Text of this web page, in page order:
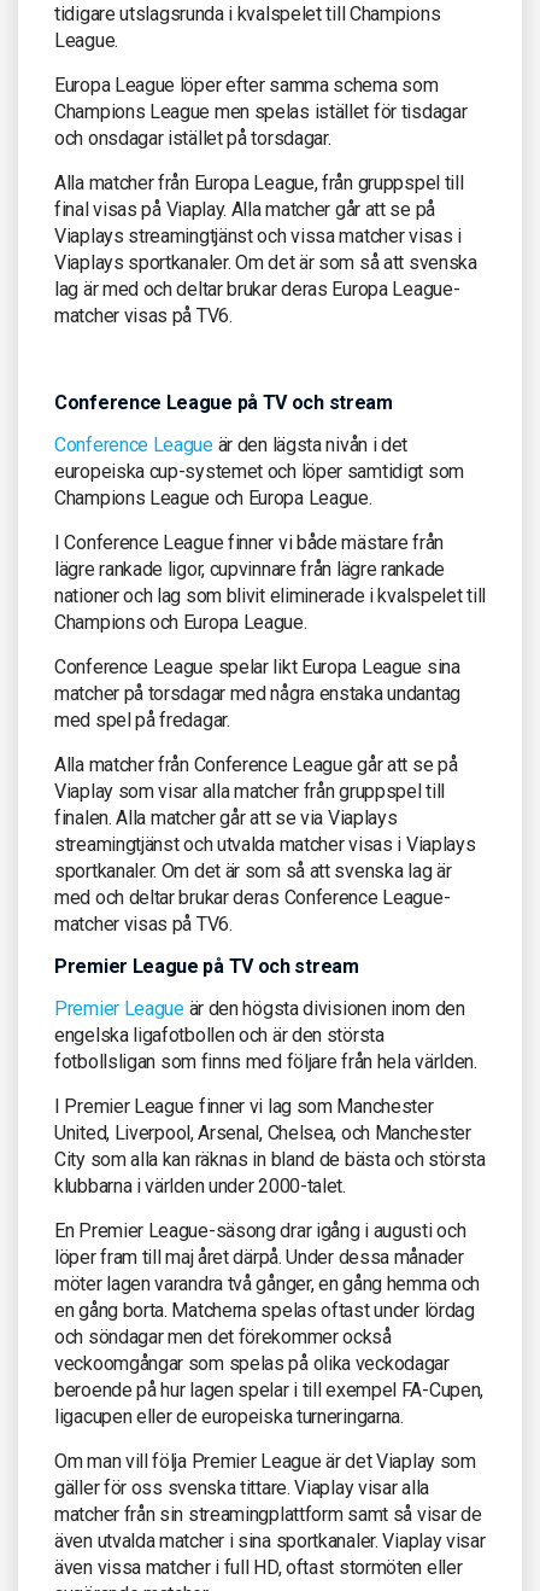
tidigare utslagsrunda i kvalspelet till Champions
League.
Europa League löper efter samma schema som
Champions League men spelas istället för tisdagar
och onsdagar istället på torsdagar.
Alla matcher från Europa League, från gruppspel till
final visas på Viaplay. Alla matcher går att se på
Viaplays streamingtjänst och vissa matcher visas i
Viaplays sportkanaler. Om det är som så att svenska
lag är med och deltar brukar deras Europa League-
matcher visas på TV6.
Conference League på TV och stream
Conference Leagueär den lägsta nivån i det
europeiska cup-systemet och löper samtidigt som
Champions League och Europa League.
I Conference League finner vi både mästare från
lägre rankade ligor, cupvinnare från lägre rankade
nationer och lag som blivit eliminerade i kvalspelet till
Champions och Europa League.
Conference League spelar likt Europa League sina
matcher på torsdagar med några enstaka undantag
med spel på fredagar.
Alla matcher från Conference League går att se på
Viaplay som visar alla matcher från gruppspel till
finalen. Alla matcher går att se via Viaplays
streamingtjänst och utvalda matcher visas i Viaplays
sportkanaler. Om det är som så att svenska lag är
med och deltar brukar deras Conference League-
matcher visas på TV6.
Premier League på TV och stream
Premier Leagueär den högsta divisionen inom den
engelska ligafotbollen och är den största
fotbollsligan som finns med följare från hela världen.
I Premier League finner vi lag som Manchester
United, Liverpool, Arsenal, Chelsea, och Manchester
City som alla kan räknas in bland de bästa och största
klubbarna i världen under 2000-talet.
En Premier League-säsong drar igång i augusti och
löper fram till maj året därpå. Under dessa månader
möter lagen varandra två gånger, en gång hemma och
en gång borta. Matcherna spelas oftast under lördag
och söndagar men det förekommer också
veckoomgångar som spelas på olika veckodagar
beroende på hur lagen spelar i till exempel FA-Cupen,
ligacupen eller de europeiska turneringarna.
Om man vill följa Premier League är det Viaplay som
gäller för oss svenska tittare. Viaplay visar alla
matcher från sin streamingplattform samt så visar de
även utvalda matcher i sina sportkanaler. Viaplay visar
även vissa matcher i full HD, oftast stormöten eller